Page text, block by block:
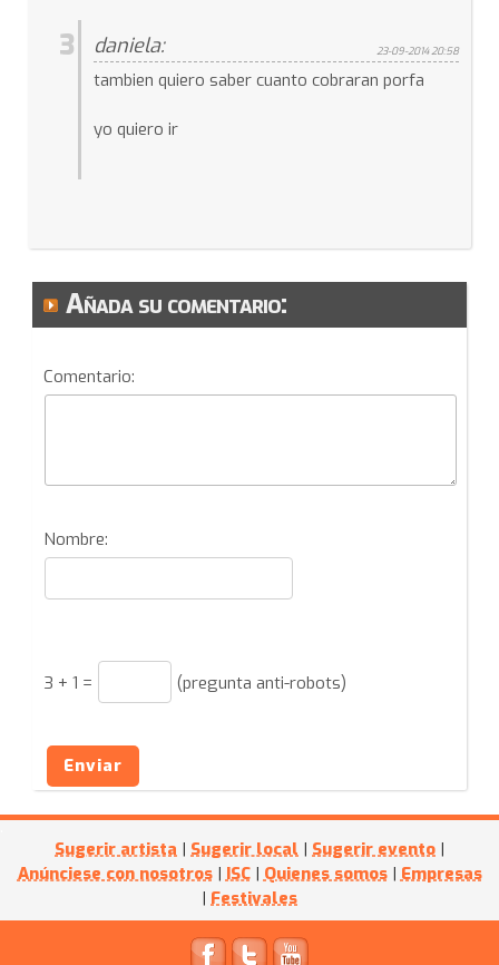
3 daniela: 23-09-2014 20:58
tambien quiero saber cuanto cobraran porfa
yo quiero ir
Añada su comentario:
Comentario:
Nombre:
3 + 1 = (pregunta anti-robots)
Enviar
Sugerir artista | Sugerir local | Sugerir evento |
Anúnciese con nosotros | ISC | Quienes somos | Empresas
| Festivales